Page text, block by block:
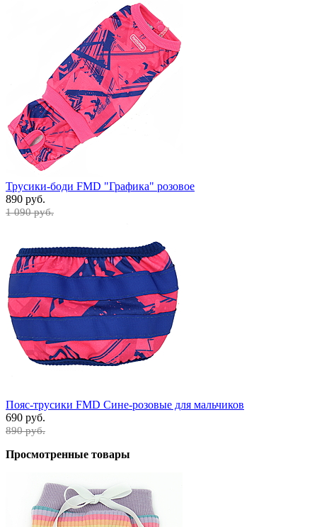
Трусики-боди FMD "Графика" розовое
890 руб.
1 090 руб.
Пояс-трусики FMD Сине-розовые для мальчиков
690 руб.
890 руб.
Просмотренные товары